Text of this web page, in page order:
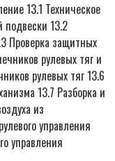
13.1 Техническое
подвески 13.2
Проверка защитных
рулевых тяг и
рулевых тяг 13.6
13.7 Разборка и
из
управления
управления